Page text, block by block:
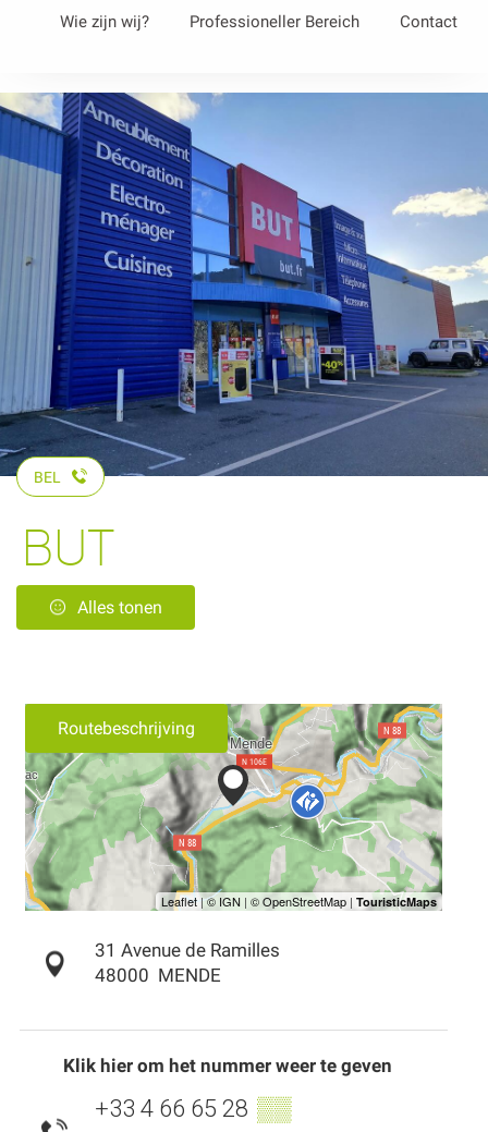
principal
Wie zijn wij? Professioneller Bereich Contact
BEL
BUT
Alles tonen
Routebeschrijving
31 Avenue de Ramilles
48000 MENDE
Klik hier om het nummer weer te geven
+33 4 66 65 28 ▒▒